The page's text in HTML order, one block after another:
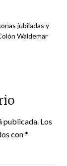
jubiladas y
Waldemar
publicada. Los
con*